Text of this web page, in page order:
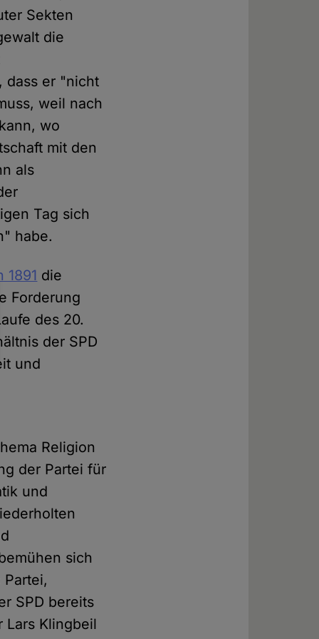
Sekten
die
dass er "nicht
weil nach
wo
mit den
als
Tag sich
habe.
1891 die
Forderung
des 20.
der SPD
und
Religion
der Partei für
und
sich
SPD bereits
Lars Klingbeil